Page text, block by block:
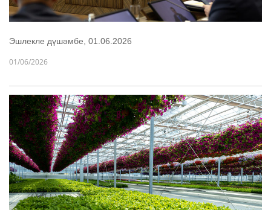
Эшлекле дүшәмбе, 01.06.2026
01/06/2026